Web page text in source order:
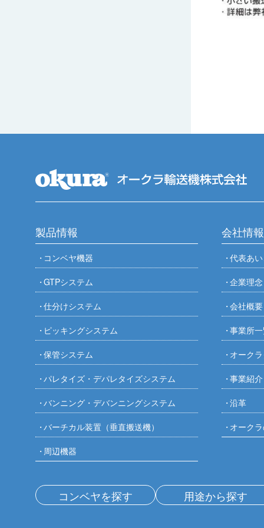
製品情報
コンベヤ機器
GTPシステム
仕分けシステム
ピッキングシステム
保管システム
パレタイズ・デパレタイズシステム
バンニング・デバンニングシステム
バーチカル装置（垂直搬送機）
周辺機器
会社情報
代表あ
企業理念
会社概要
事業所
オーク
事業紹介
沿革
オーク
コンベヤを探す 用途から探す